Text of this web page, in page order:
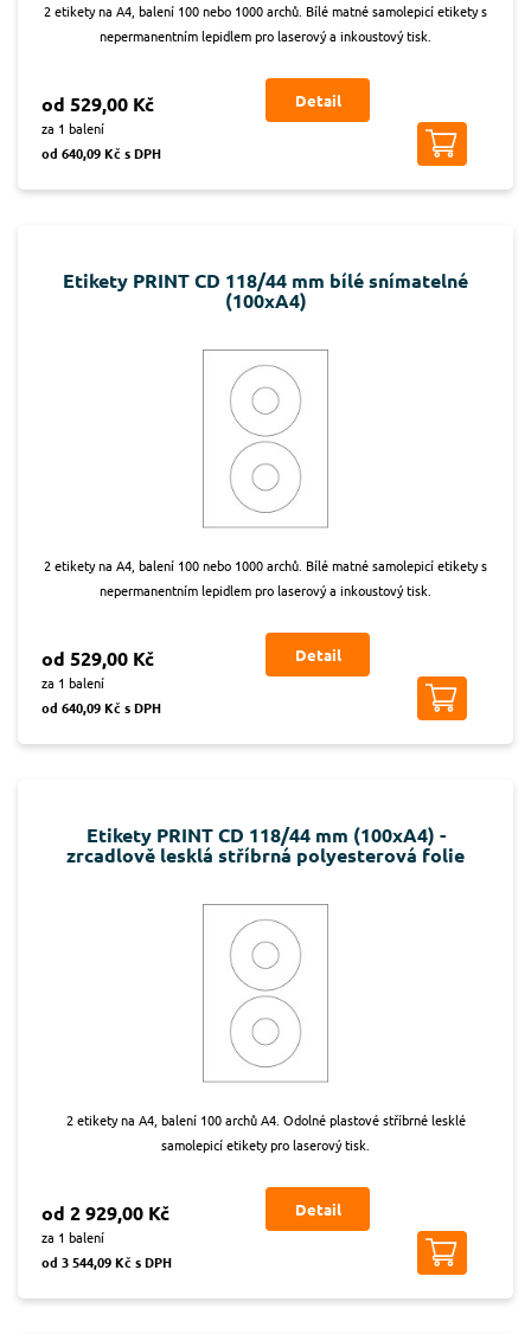
2 etikety na A4, balení 100 nebo 1000 archů. Bílé matné samolepicí etikety s
nepermanentním lepidlem pro laserový a inkoustový tisk.
od 529,00 Kč
za 1 balení
od 640,09 Kč s DPH
Detail
Etikety PRINT CD 118/44 mm bílé snímatelné
(100xA4)
2 etikety na A4, balení 100 nebo 1000 archů. Bílé matné samolepicí etikety s
nepermanentním lepidlem pro laserový a inkoustový tisk.
od 529,00 Kč
za 1 balení
od 640,09 Kč s DPH
Detail
Etikety PRINT CD 118/44 mm (100xA4) -
zrcadlově lesklá stříbrná polyesterová folie
2 etikety na A4, balení 100 archů A4. Odolné plastové stříbrné lesklé
samolepicí etikety pro laserový tisk.
od 2 929,00 Kč
za 1 balení
od 3 544,09 Kč s DPH
Detail